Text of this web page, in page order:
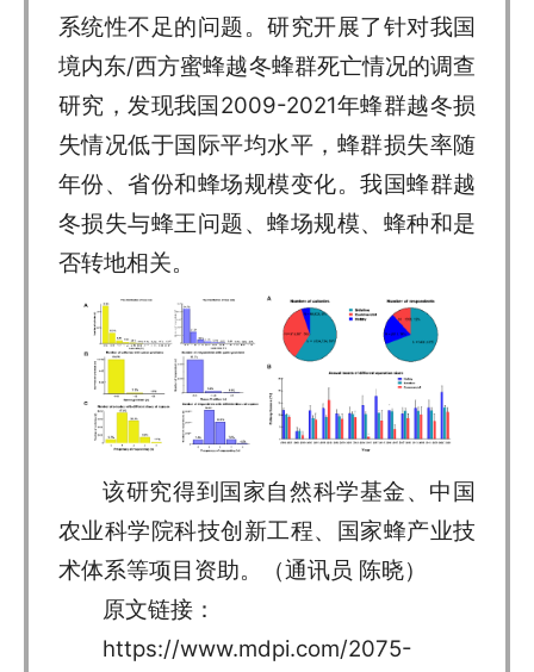
系统性不足的问题。研究开展了针对我国
境内东/西方蜜蜂越冬蜂群死亡情况的调查
研究，发现我国2009-2021年蜂群越冬损
失情况低于国际平均水平，蜂群损失率随
年份、省份和蜂场规模变化。我国蜂群越
冬损失与蜂王问题、蜂场规模、蜂种和是
否转地相关。
该研究得到国家自然科学基金、中国
农业科学院科技创新工程、国家蜂产业技
术体系等项目资助。（通讯员 陈晓）
原文链接：
https://www.mdpi.com/2075-